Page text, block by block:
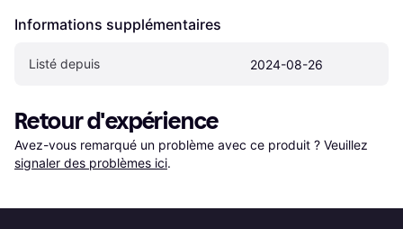
Informations supplémentaires
Listé depuis 2024-08-26
Retour d'expérience
Avez-vous remarqué un problème avec ce produit ? Veuillez
signaler des problèmes ici.